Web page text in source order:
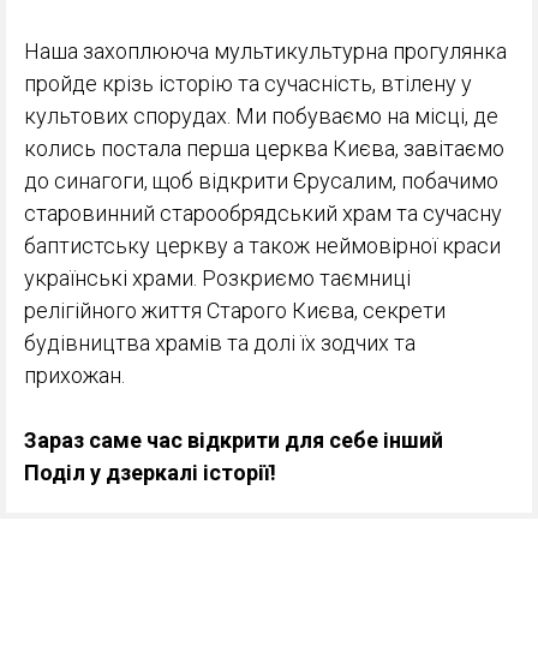
Наша захоплююча мультикультурна прогулянка
пройде крізь історію та сучасність, втілену у
культових спорудах. Ми побуваємо на місці, де
колись постала перша церква Києва, завітаємо
до синагоги, щоб відкрити Єрусалим, побачимо
старовинний старообрядський храм та сучасну
баптистську церкву а також неймовірної краси
українські храми. Розкриємо таємниці
релігійного життя Старого Києва, секрети
будівництва храмів та долі їх зодчих та
прихожан.
Зараз саме час відкрити для себе інший
Поділ у дзеркалі історії!